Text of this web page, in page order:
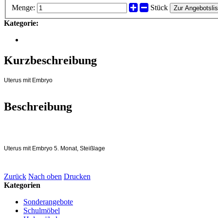
Menge: Stück Zur
Kategorie:
Kurzbeschreibung
Uterus mit Embryo
Beschreibung
Uterus mit Embryo 5. Monat, Steißlage
Zurück Nach oben Drucken
Kategorien
Sonderangebote
Schulmöbel